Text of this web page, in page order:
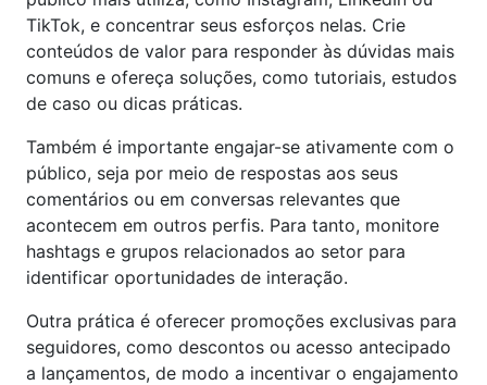
TikTok, e concentrar seus esforços nelas. Crie
conteúdos de valor para responder às dúvidas mais
comuns e ofereça soluções, como tutoriais, estudos
de caso ou dicas práticas.
Também é importante engajar-se ativamente com o
público, seja por meio de respostas aos seus
comentários ou em conversas relevantes que
acontecem em outros perfis. Para tanto, monitore
hashtags e grupos relacionados ao setor para
identificar oportunidades de interação.
Outra prática é oferecer promoções exclusivas para
seguidores, como descontos ou acesso antecipado
a lançamentos, de modo a incentivar o engajamento